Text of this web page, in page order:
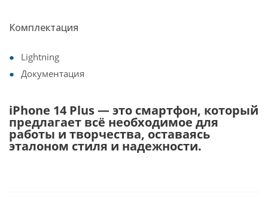
Комплектация
Lightning
Документация
iPhone 14 Plus — это смартфон, который
предлагает всё необходимое для
работы и творчества, оставаясь
эталоном стиля и надежности.